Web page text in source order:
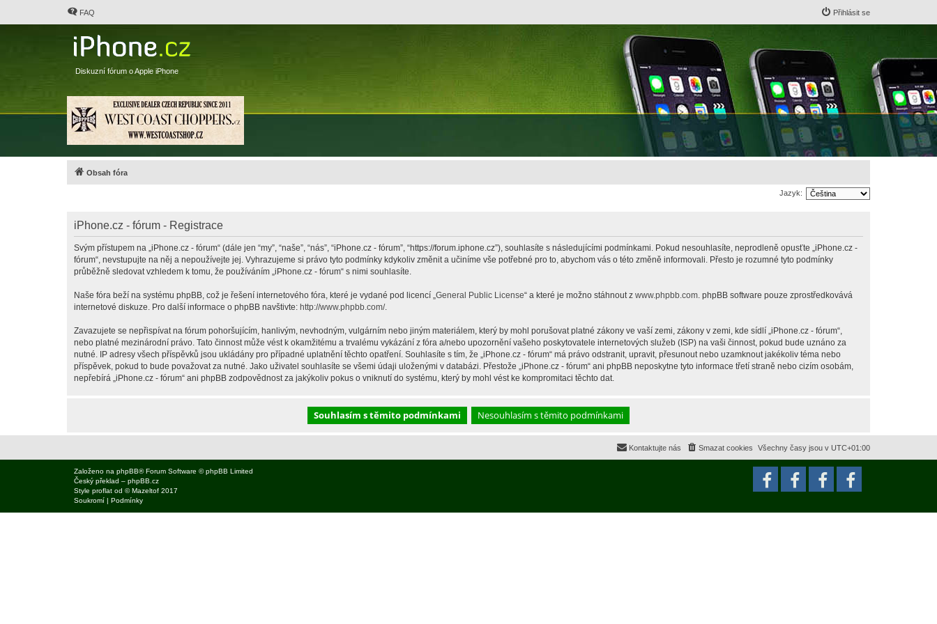
FAQ Přihlásit se
Diskuzní fórum o Apple iPhone
Obsah fóra
Jazyk:
iPhone.cz - fórum - Registrace
Svým přístupem na „iPhone.cz - fórum“ (dále jen “my”, “naše”, “nás”, “iPhone.cz - fórum”, “https://forum.iphone.cz”), souhlasíte s následujícími podmínkami. Pokud nesouhlasíte, neprodleně opusťte „iPhone.cz -
fórum“, nevstupujte na něj a nepoužívejte jej. Vyhrazujeme si právo tyto podmínky kdykoliv změnit a učiníme vše potřebné pro to, abychom vás o této změně informovali. Přesto je rozumné tyto podmínky
průběžně sledovat vzhledem k tomu, že používáním „iPhone.cz - fórum“ s nimi souhlasíte.
Naše fóra beží na systému phpBB, což je řešení internetového fóra, které je vydané pod licencí „ General Public License“ a které je možno stáhnout z www.phpbb.com . phpBB software pouze zprostředkovává
internetové diskuze. Pro další informace o phpBB navštivte: http://www.phpbb.com/.
Zavazujete se nepřispívat na fórum pohoršujícím, hanlivým, nevhodným, vulgárním nebo jiným materiálem, který by mohl porušovat platné zákony ve vaší zemi, zákony v zemi, kde sídlí „iPhone.cz - fórum“,
nebo platné mezinárodní právo. Tato činnost může vést k okamžitému a trvalému vykázání z fóra a/nebo upozornění vašeho poskytovatele internetových služeb (ISP) na vaši činnost, pokud bude uznáno za
nutné. IP adresy všech příspěvků jsou ukládány pro případné uplatnění těchto opatření. Souhlasíte s tím, že „iPhone.cz - fórum“ má právo odstranit, upravit, přesunout nebo uzamknout jakékoliv téma nebo
příspěvek, pokud to bude považovat za nutné. Jako uživatel souhlasíte se všemi údaji uloženými v databázi. Přestože „iPhone.cz - fórum“ ani phpBB neposkytne tyto informace třetí straně nebo cizím osobám,
nepřebírá „iPhone.cz - fórum“ ani phpBB zodpovědnost za jakýkoliv pokus o vniknutí do systému, který by mohl vést ke kompromitaci těchto dat.
Všechny časy jsou v UTC+01:00
Smazat cookies
Kontaktujte nás
Založeno na phpBB® Forum Software © phpBB Limited
Český překlad – phpBB.cz
Style proflat od ©Mazeltof 2017
Soukromí | Podmínky